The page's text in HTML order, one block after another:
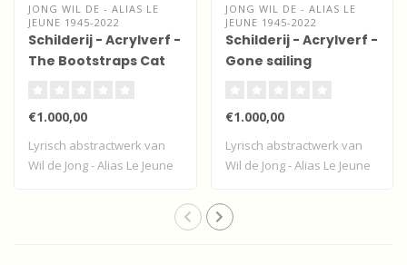
JONG WIL DE - ALIAS LE
JEUNE 1945-2022
Schilderij - Acrylverf -
The Bootstraps Cat
€1.000,00
Lyrisch abstractwerk van
Wil de Jong - Alias Le Jeune
JONG WIL DE - ALIAS LE
JEUNE 1945-2022
Schilderij - Acrylverf -
Gone sailing
€1.000,00
Lyrisch abstractwerk van
Wil de Jong - Alias Le Jeune